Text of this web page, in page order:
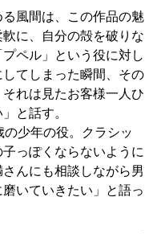
風間は、この作品の魅
に、自分の殻を破りな
ペル」という役に対し
てしまった瞬間、その
れは見たお客様一人ひ
と話す。
少年の役。クラシッ
っぽくならないように
んにも相談しながら男
いていきたい」と語っ